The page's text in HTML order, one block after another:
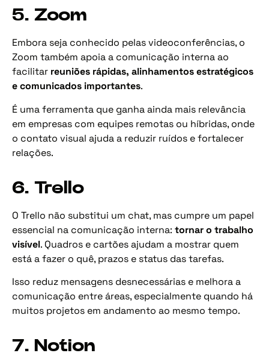
5. Zoom
Embora seja conhecido pelas videoconferências, o
Zoom também apoia a comunicação interna ao
facilitar reuniões rápidas, alinhamentos estratégicos
e comunicados importantes.
É uma ferramenta que ganha ainda mais relevância
em empresas com equipes remotas ou híbridas, onde
o contato visual ajuda a reduzir ruídos e fortalecer
relações.
6. Trello
O Trello não substitui um chat, mas cumpre um papel
essencial na comunicação interna: tornar o trabalho
visível. Quadros e cartões ajudam a mostrar quem
está a fazer o quê, prazos e status das tarefas.
Isso reduz mensagens desnecessárias e melhora a
comunicação entre áreas, especialmente quando há
muitos projetos em andamento ao mesmo tempo.
7. Notion